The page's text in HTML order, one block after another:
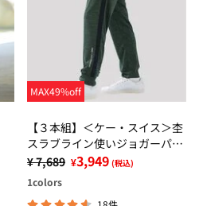
MAX49%off
【３本組】＜ケー・スイス＞杢
スラブライン使いジョガーパン
ツ
¥ 7,689 ¥3,949 (税込)
1colors